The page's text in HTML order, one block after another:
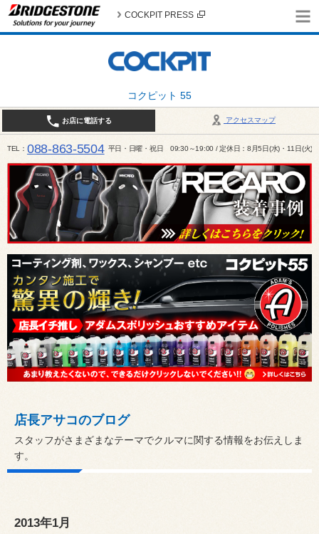
コクピット 55
COCKPIT PRESS
アクセスマップ
お店に電話する
TEL 088-863-5504 平日・日曜・祝日 09:30～19:00 / 定休日：8月5日(水)・11日(火)
店長アサコのブログ
スタッフがさまざまなテーマでクルマに関する情報をお伝えしま
す。
2013年1月